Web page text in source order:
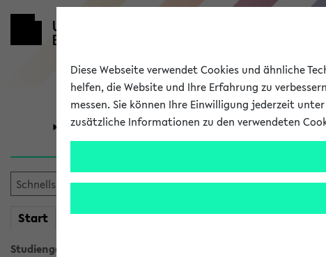
Universität Forschung
Start meineKVV
Studiengangsauswahl
Im eKVV
Diese Webseite verwendet Cookies und ähnliche
helfen, die Website und Ihre Erfahrung zu
messen. Sie können Ihre Einwilligung jederzeit unter
zusätzliche Informationen zu den verwendeten